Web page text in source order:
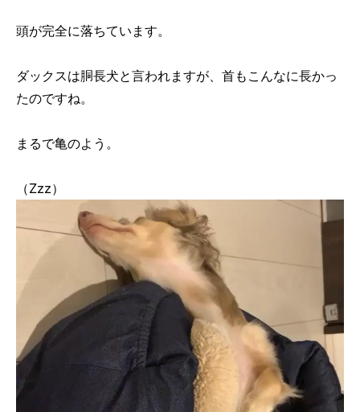
頭が完全に落ちています。
ダックスは胴長犬と言われますが、首もこんなに長かっ
たのですね。
まるで亀のよう。
（Zzz）